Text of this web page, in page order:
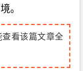
。
看该篇文章全